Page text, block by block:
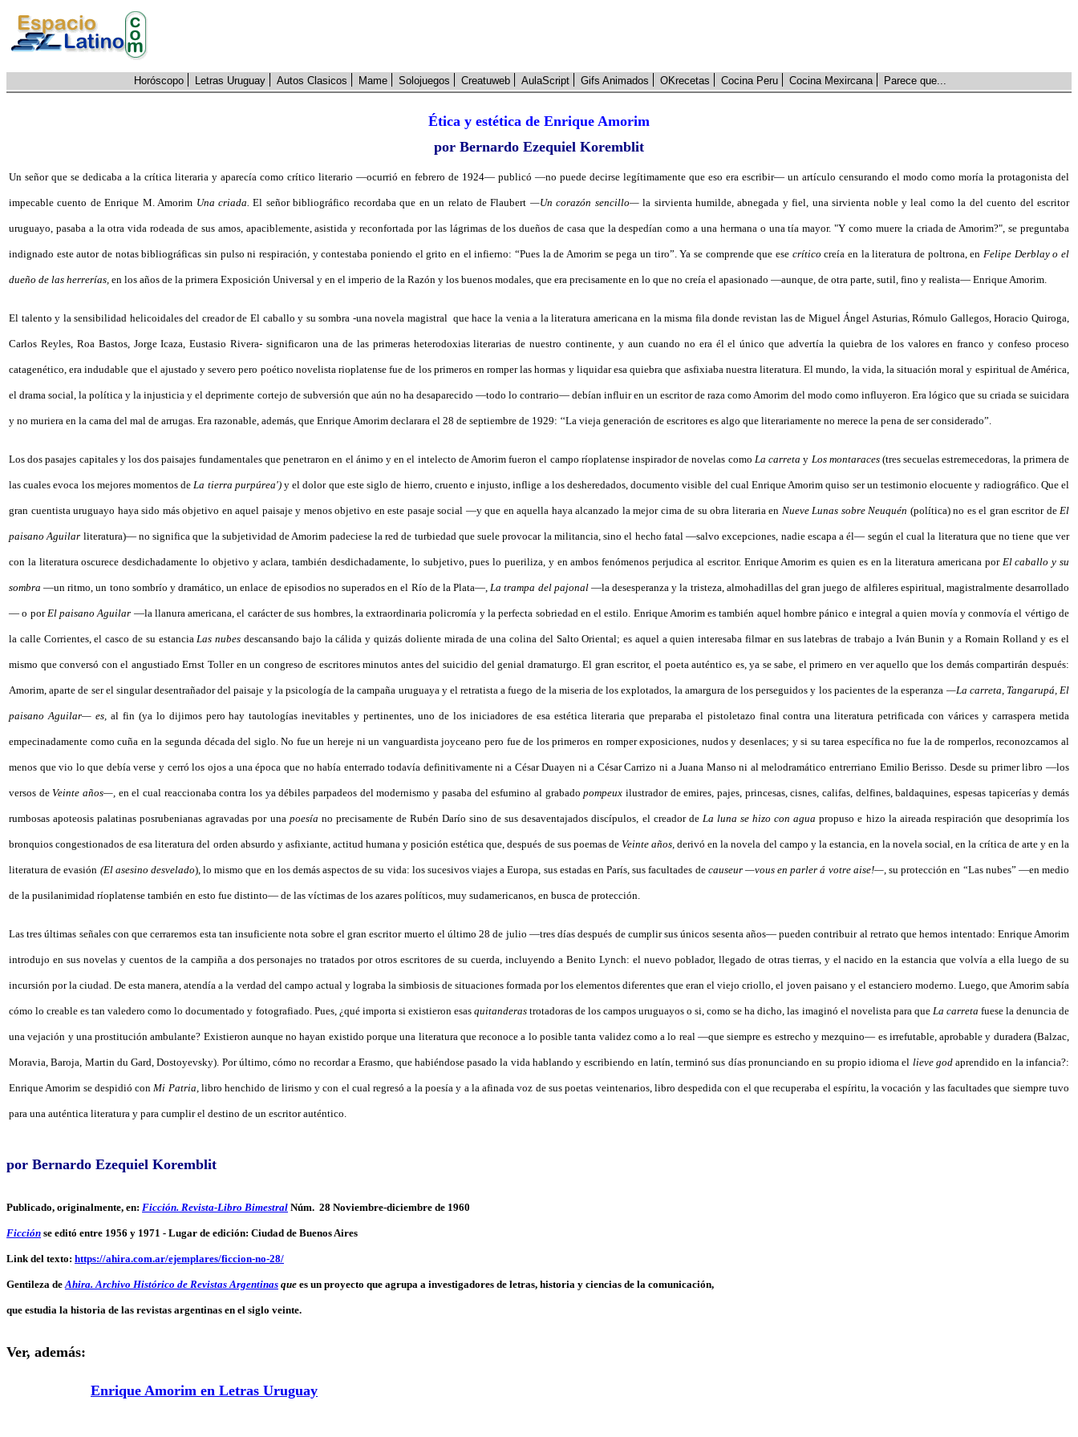
Horóscopo Letras Uruguay Autos Clasicos Mame Solojuegos Creatuweb AulaScript Gifs Animados OKrecetas Cocina Peru Cocina Mexircana Parece que...
Ética y estética de Enrique Amorim
por Bernardo Ezequiel Koremblit
Un señor que se dedicaba a la crítica literaria y aparecía como crítico literario —ocurrió en febrero de 1924— publicó —no puede decirse legítimamente que eso era escribir— un artículo censurando el modo como moría la protagonista del
impecable cuento de Enrique M. Amorim Una criada. El señor bibliográfico recordaba que en un relato de Flaubert —Un corazón sencillo—la sirvienta humilde, abnegada y fiel, una sirvienta noble y leal como la del cuento del escritor
uruguayo, pasaba a la otra vida rodeada de sus amos, apaciblemente, asistida y reconfortada por las lágrimas de los dueños de casa que la despedían como a una hermana o una tía mayor. "Y como muere la criada de Amorim?", se preguntaba
indignado este autor de notas bibliográficas sin pulso ni respiración, y contestaba poniendo el grito en el infierno: “Pues la de Amorim se pega un tiro”. Ya se comprende que ese crítico creía en la literatura de poltrona, enFelipe Derblay o el
dueño de las herrerías, en los años de la primera Exposición Universal y en el imperio de la Razón y los buenos modales, que era precisamente en lo que no creía el apasionado —aunque, de otra parte, sutil, fino y realista— Enrique Amorim.
El talento y la sensibilidad helicoidales del creador de El caballo y su sombra -una novela magistral que hace la venia a la literatura americana en la misma fila donde revistan las de Miguel Ángel Asturias, Rómulo Gallegos, Horacio Quiroga,
Carlos Reyles, Roa Bastos, Jorge Icaza, Eustasio Rivera- significaron una de las primeras heterodoxias literarias de nuestro continente, y aun cuando no era él el único que advertía la quiebra de los valores en franco y confeso proceso
catagenético, era indudable que el ajustado y severo pero poético novelista rioplatense fue de los primeros en romper las hormas y liquidar esa quiebra que asfixiaba nuestra literatura. El mundo, la vida, la situación moral y espiritual de América,
el drama social, la política y la injusticia y el deprimente cortejo de subversión que aún no ha desaparecido —todo lo contrario— debían influir en un escritor de raza como Amorim del modo como influyeron. Era lógico que su criada se suicidara
y no muriera en la cama del mal de arrugas. Era razonable, además, que Enrique Amorim declarara el 28 de septiembre de 1929: ‘‘La vieja generación de escritores es algo que literariamente no merece la pena de ser considerado”.
Los dos pasajes capitales y los dos paisajes fundamentales que penetraron en el ánimo y en el intelecto de Amorim fueron el campo ríoplatense inspirador de novelas como La carreta y Los montaraces(tres secuelas estremecedoras, la primera de
las cuales evoca los mejores momentos deLa tierra purpúrea')y el dolor que este siglo de hierro, cruento e injusto, inflige a los desheredados, documento visible del cual Enrique Amorim quiso ser un testimonio elocuente y radiográfico. Que el
gran cuentista uruguayo haya sido más objetivo en aquel paisaje y menos objetivo en este pasaje social —y que en aquella haya alcanzado la mejor cima de su obra literaria en Nueve Lunas sobre Neuquén (política) no es el gran escritor de El
paisano Aguilar literatura)— no significa que la subjetividad de Amorim padeciese la red de turbiedad que suele provocar la militancia, sino el hecho fatal —salvo excepciones, nadie escapa a él— según el cual la literatura que no tiene que ver
con la literatura oscurece desdichadamente lo objetivo y aclara, también desdichadamente, lo subjetivo, pues lo pueriliza, y en ambos fenómenos perjudica al escritor. Enrique Amorim es quien es en la literatura americana por El caballo y su
sombra —un ritmo, un tono sombrío y dramático, un enlace de episodios no superados en el Río de la Plata—,La trampa del pajonal—la desesperanza y la tristeza, almohadillas del gran juego de alfileres espiritual, magistralmente desarrollado
— o porEl paisano Aguilar —la llanura americana, el carácter de sus hombres, la extraordinaria policromía y la perfecta sobriedad en el estilo. Enrique Amorim es también aquel hombre pánico e integral a quien movía y conmovía el vértigo de
la calle Corrientes, el casco de su estanciaLas nubes descansando bajo la cálida y quizás doliente mirada de una colina del Salto Oriental; es aquel a quien interesaba filmar en sus latebras de trabajo a Iván Bunin y a Romain Rolland y es el
mismo que conversó con el angustiado Ernst Toller en un congreso de escritores minutos antes del suicidio del genial dramaturgo. El gran escritor, el poeta auténtico es, ya se sabe, el primero en ver aquello que los demás compartirán después:
Amorim, aparte de ser el singular desentrañador del paisaje y la psicología de la campaña uruguaya y el retratista a fuego de la miseria de los explotados, la amargura de los perseguidos y los pacientes de la esperanza —La carreta, Tangarupá, El
paisano Aguilar— es,al fin (ya lo dijimos pero hay tautologías inevitables y pertinentes, uno de los iniciadores de esa estética literaria que preparaba el pistoletazo final contra una literatura petrificada con várices y carraspera metida
empecinadamente como cuña en la segunda década del siglo. No fue un hereje ni un vanguardista joyceano pero fue de los primeros en romper exposiciones, nudos y desenlaces; y si su tarea específica no fue la de romperlos, reconozcamos al
menos que vio lo que debía verse y cerró los ojos a una época que no había enterrado todavía definitivamente ni a César Duayen ni a César Carrizo ni a Juana Manso ni al melodramático entrerriano Emilio Berisso. Desde su primer libro —los
versos deVeinte años—, en el cual reaccionaba contra los ya débiles parpadeos del modernismo y pasaba del esfumino al grabadopompeux ilustrador de emires, pajes, princesas, cisnes, califas, delfines, baldaquines, espesas tapicerías y demás
rumbosas apoteosis palatinas posrubenianas agravadas por una poesía no precisamente de Rubén Darío sino de sus desaventajados discípulos, el creador de La luna se hizo con agua propuso e hizo la aireada respiración que desoprimía los
bronquios congestionados de esa literatura del orden absurdo y asfixiante, actitud humana y posición estética que, después de sus poemas de Veinte años, derivó en la novela del campo y la estancia, en la novela social, en la crítica de arte y en la
literatura de evasión (El asesino desvelado), lo mismo que en los demás aspectos de su vida: los sucesivos viajes a Europa, sus estadas en París, sus facultades de causeur —vous en parler á votre aise!—,su protección en “Las nubes” —en medio
de la pusilanimidad ríoplatense también en esto fue distinto— de las víctimas de los azares políticos, muy sudamericanos, en busca de protección.
Las tres últimas señales con que cerraremos esta tan insuficiente nota sobre el gran escritor muerto el último 28 de julio —tres días después de cumplir sus únicos sesenta años— pueden contribuir al retrato que hemos intentado: Enrique Amorim
introdujo en sus novelas y cuentos de la campiña a dos personajes no tratados por otros escritores de su cuerda, incluyendo a Benito Lynch: el nuevo poblador, llegado de otras tierras, y el nacido en la estancia que volvía a ella luego de su
incursión por la ciudad. De esta manera, atendía a la verdad del campo actual y lograba la simbiosis de situaciones formada por los elementos diferentes que eran el viejo criollo, el joven paisano y el estanciero moderno. Luego, que Amorim sabía
cómo lo creable es tan valedero como lo documentado y fotografiado. Pues, ¿qué importa si existieron esas quitanderastrotadoras de los campos uruguayos o si, como se ha dicho, las imaginó el novelista para que La carreta fuese la denuncia de
una vejación y una prostitución ambulante? Existieron aunque no hayan existido porque una literatura que reconoce a lo posible tanta validez como a lo real —que siempre es estrecho y mezquino— es irrefutable, aprobable y duradera (Balzac,
Moravia, Baroja, Martin du Gard, Dostoyevsky). Por último, cómo no recordar a Erasmo, que habiéndose pasado la vida hablando y escribiendo en latín, terminó sus días pronunciando en su propio idioma el lieve godaprendido en la infancia?:
Enrique Amorim se despidió conMi Patria,libro henchido de lirismo y con el cual regresó a la poesía y a la afinada voz de sus poetas veintenarios, libro despedida con el que recuperaba el espíritu, la vocación y las facultades que siempre tuvo
para una auténtica literatura y para cumplir el destino de un escritor auténtico.
por Bernardo Ezequiel Koremblit
Publicado, originalmente, en: Ficción. Revista-Libro Bimestral Núm. 28 Noviembre-diciembre de 1960
Ficción se editó entre 1956 y 1971 - Lugar de edición: Ciudad de Buenos Aires
Link del texto: https://ahira.com.ar/ejemplares/ficcion-no-28/
Gentileza deAhira. Archivo Histórico de Revistas Argentinas que es un proyecto que agrupa a investigadores de letras, historia y ciencias de la comunicación,
que estudia la historia de las revistas argentinas en el siglo veinte.
Ver, además:
Enrique Amorim en Letras Uruguay